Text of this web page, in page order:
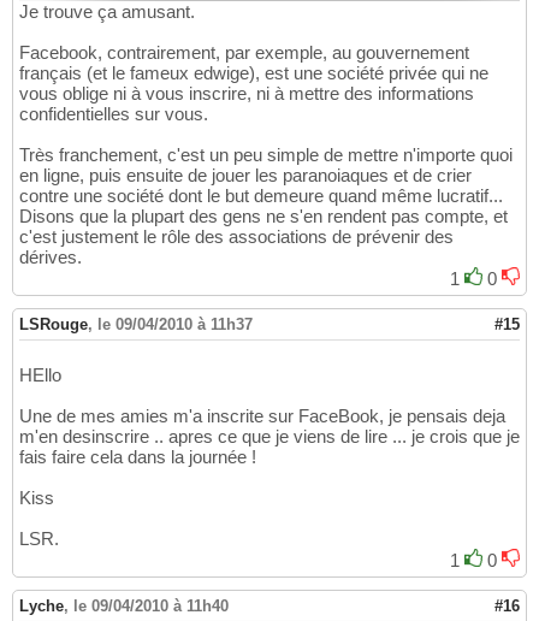
Je trouve ça amusant.
Facebook, contrairement, par exemple, au gouvernement
français (et le fameux edwige), est une société privée qui ne
vous oblige ni à vous inscrire, ni à mettre des informations
confidentielles sur vous.
Très franchement, c'est un peu simple de mettre n'importe quoi
en ligne, puis ensuite de jouer les paranoiaques et de crier
contre une société dont le but demeure quand même lucratif...
Disons que la plupart des gens ne s'en rendent pas compte, et
c'est justement le rôle des associations de prévenir des
dérives.
1
0
LSRouge, le 09/04/2010 à 11h37 #15
HEllo
Une de mes amies m'a inscrite sur FaceBook, je pensais deja
m'en desinscrire .. apres ce que je viens de lire ... je crois que je
fais faire cela dans la journée !
Kiss
LSR.
1
0
Lyche, le 09/04/2010 à 11h40 #16